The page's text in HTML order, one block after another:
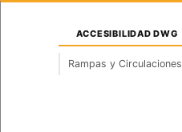
contenido
ACCESIBILIDAD DWG
Rampas y Circulaciones